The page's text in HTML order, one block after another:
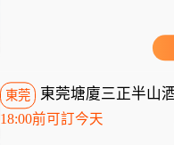
東莞 東莞塘廈三正半山
18:00前可訂今天